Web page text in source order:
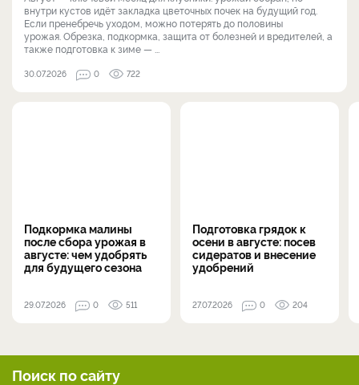
внутри кустов идёт закладка цветочных почек на будущий год.
Если пренебречь уходом, можно потерять до половины
урожая. Обрезка, подкормка, защита от болезней и вредителей, а
также подготовка к зиме — ...
30.07.2026 0 722
Подкормка малины
после сбора урожая в
августе: чем удобрять
для будущего сезона
29.07.2026 0 511
Подготовка грядок к
осени в августе: посев
сидератов и внесение
удобрений
27.07.2026 0 204
Поиск по сайту